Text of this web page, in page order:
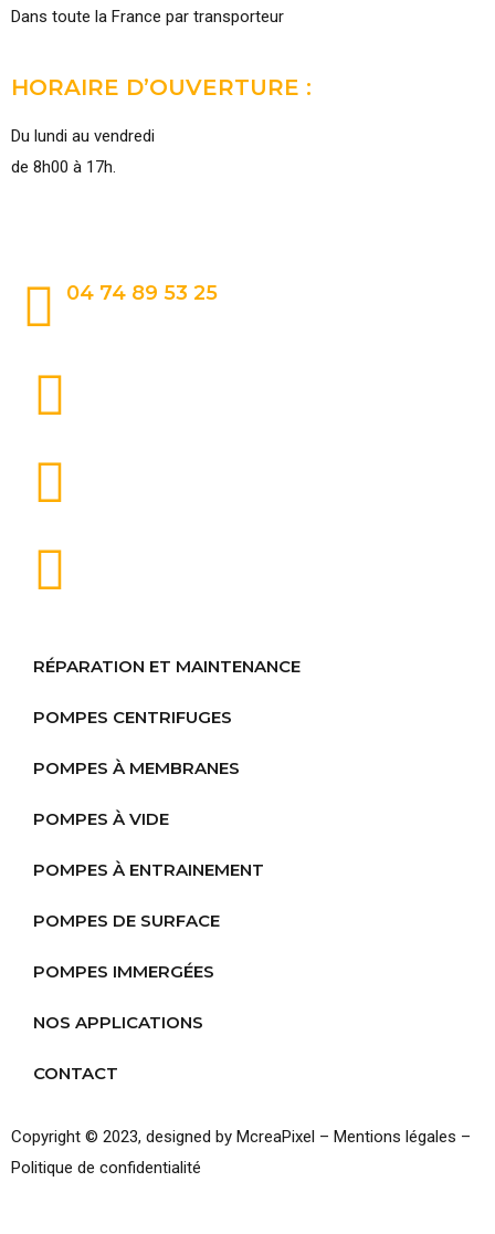
Dans toute la France par transporteur
HORAIRE D’OUVERTURE :
Du lundi au vendredi
de 8h00 à 17h.
04 74 89 53 25
RÉPARATION ET MAINTENANCE
POMPES CENTRIFUGES
POMPES À MEMBRANES
POMPES À VIDE
POMPES À ENTRAINEMENT
POMPES DE SURFACE
POMPES IMMERGÉES
NOS APPLICATIONS
CONTACT
Copyright © 2023, designed by McreaPixel – Mentions légales –
Politique de confidentialité